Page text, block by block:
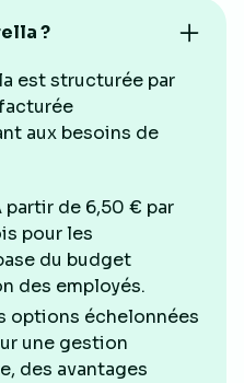
?
est structurée par
aux besoins de
partir de 6,50 € par
pour les
du budget
des employés.
options échelonnées
une gestion
des avantages